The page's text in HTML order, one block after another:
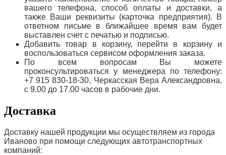
вашего телефона, способ оплаты и доставки, а
также Ваши реквизиты (карточка предприятия). В
ответном письме в ближайшее время вам будет
выставлен счет с печатью и подписью.
Добавить товар в корзину, перейти в корзину и
воспользоваться сервисом оформления заказа.
По всем вопросам Вы можете
проконсультироваться у менеджера по телефону:
+7 915 830-18-30, Черкасская Вера Александровна,
с 9.00 до 17.00 часов в рабочие дни.
Доставка
Доставку нашей продукции мы осуществляем из города
Иваново при помощи следующих автотранспортных
компаний: